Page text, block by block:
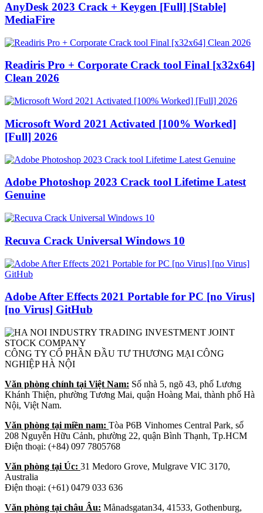
AnyDesk 2023 Crack + Keygen [Full] [Stable]
MediaFire
Readiris Pro + Corporate Crack tool Final [x32x64]
Clean 2026
Microsoft Word 2021 Activated [100% Worked]
[Full] 2026
Adobe Photoshop 2023 Crack tool Lifetime Latest
Genuine
Recuva Crack Universal Windows 10
Adobe After Effects 2021 Portable for PC [no Virus]
[no Virus] GitHub
CÔNG TY CỔ PHẦN ĐẦU TƯ THƯƠNG MẠI CÔNG
NGHIỆP HÀ NỘI
Văn phòng chính tại Việt Nam: Số nhà 5, ngõ 43, phố Lương
Khánh Thiện, phường Tương Mai, quận Hoàng Mai, thành phố Hà
Nội, Việt Nam.
Văn phòng tại miền nam: Tòa P6B Vinhomes Central Park, số
208 Nguyễn Hữu Cảnh, phường 22, quận Bình Thạnh, Tp.HCM
Điện thoại: (+84) 097 7805768
Văn phòng tại Úc: 31 Medoro Grove, Mulgrave VIC 3170,
Australia
Điện thoại: (+61) 0479 033 636
Văn phòng tại châu Âu: Månadsgatan34, 41533, Gothenburg,